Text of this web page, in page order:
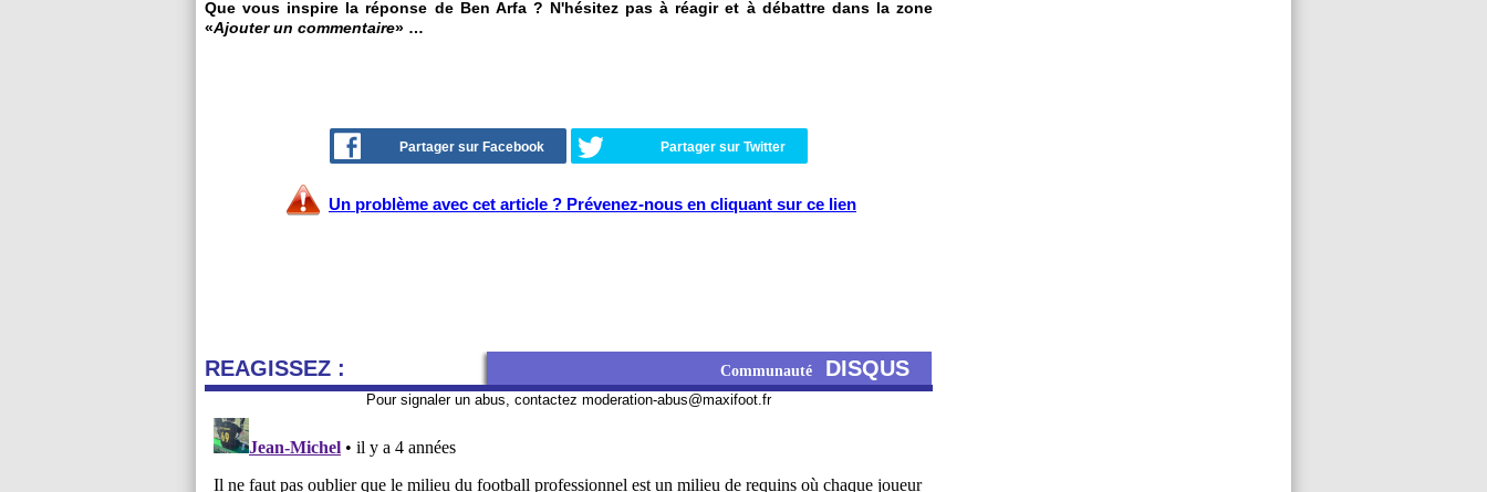
Que vous inspire la réponse de Ben Arfa ? N'hésitez pas à réagir et à débattre dans la zone
«Ajouter un commentaire» …
Partager sur Facebook Partager sur Twitter
Un problème avec cet article ? Prévenez-nous en cliquant sur ce lien
REAGISSEZ : Communauté DISQUS
Pour signaler un abus, contactez moderation-abus@maxifoot.fr